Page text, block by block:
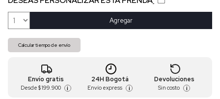
Agregar
Calcular tiempo de envío
Envío gratis
Desde $ 199.900 i
24H Bogotá
Envío express i
Devoluciones
Sin costo i